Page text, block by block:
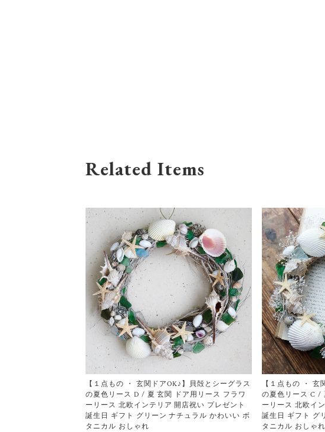
Related Items
【１点もの ・ 玄関ドアOK♪】貝殻とシーグラス
の夏色リース D / 夏 玄関 ドア用リース フラワ
ーリース 北欧インテリア 開店祝い プレゼント
誕生日 ギフト グリーン ナチュラル かわいい ボ
タニカル おしゃれ
【１点もの ・ 玄
の夏色リース C /
ーリース 北欧イ
誕生日 ギフト グ
タニカル おしゃれ